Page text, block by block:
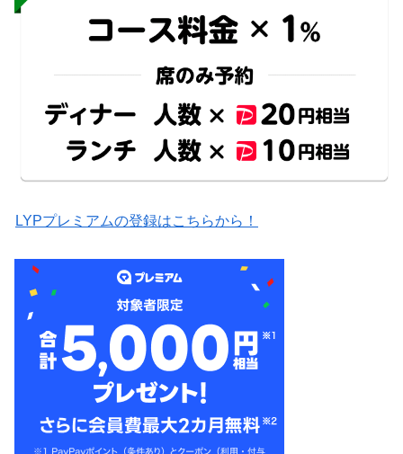
LYPプレミアムの登録はこちらから！